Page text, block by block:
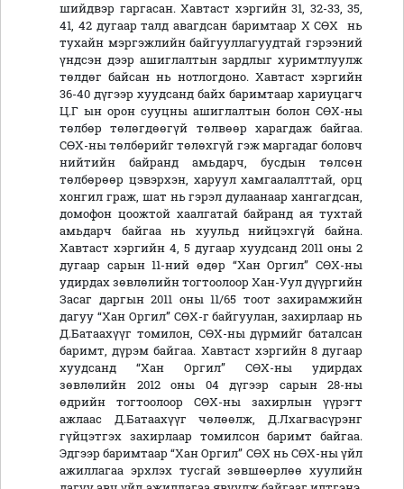
шийдвэр гаргасан. Хавтаст хэргийн 31, 32-33, 35,
41, 42 дугаар талд авагдсан баримтаар Х СӨХ нь
тухайн мэргэжлийн байгууллагуудтай гэрээний
үндсэн дээр ашиглалтын зардлыг хуримтлуулж
төлдөг байсан нь нотлогдоно. Хавтаст хэргийн
36-40 дүгээр хуудсанд байх баримтаар хариуцагч
Ц.Г ын орон сууцны ашиглалтын болон СӨХ-ны
төлбөр төлөгдөөгүй төлвөөр харагдаж байгаа.
СӨХ-ны төлбөрийг төлөхгүй гэж маргадаг боловч
нийтийн байранд амьдарч, бусдын төлсөн
төлбөрөөр цэвэрхэн, харуул хамгаалалттай, орц
хонгил граж, шат нь гэрэл дулаанаар хангагдсан,
домофон цоожтой хаалгатай байранд ая тухтай
амьдарч байгаа нь хуульд нийцэхгүй байна.
Хавтаст хэргийн 4, 5 дугаар хуудсанд 2011 оны 2
дугаар сарын 11-ний өдөр “Хан Оргил” СӨХ-ны
удирдах зөвлөлийн тогтоолоор Хан-Уул дүүргийн
Засаг даргын 2011 оны 11/65 тоот захирамжийн
дагуу “Хан Оргил” СӨХ-г байгуулан, захирлаар нь
Д.Батаахүүг томилон, СӨХ-ны дүрмийг баталсан
баримт, дүрэм байгаа. Хавтаст хэргийн 8 дугаар
хуудсанд “Хан Оргил” СӨХ-ны удирдах
зөвлөлийн 2012 оны 04 дүгээр сарын 28-ны
өдрийн тогтоолоор СӨХ-ны захирлын үүрэгт
ажлаас Д.Батаахүүг чөлөөлж, Д.Лхагвасүрэнг
гүйцэтгэх захирлаар томилсон баримт байгаа.
Эдгээр баримтаар “Хан Оргил” СӨХ нь СӨХ-ны үйл
ажиллагаа эрхлэх тусгай зөвшөөрлөө хуулийн